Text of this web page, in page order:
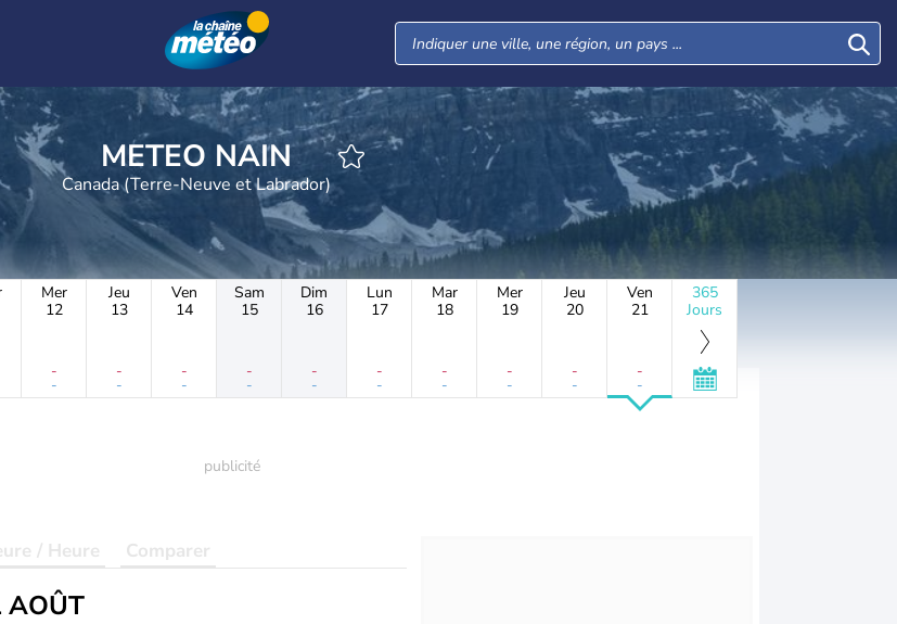
METEO NAIN
Canada (Terre-Neuve et Labrador)
Mer
12
-
-
Jeu
13
-
-
Ven
14
-
-
Sam
15
-
-
Dim
16
-
-
Lun
17
-
-
Mar
18
-
-
Mer
19
-
-
Jeu
20
-
-
Ven
21
-
-
365
Jours
/ Heure Comparer
AOÛT